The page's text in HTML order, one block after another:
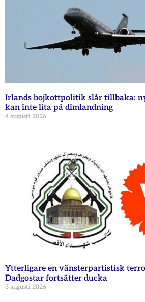
Irlands bojkottpolitik slår tillbaka:
kan inte lita på dimlandning
4 augusti 2026
Ytterligare en vänsterpartistisk
Dadgostar fortsätter ducka
3 augusti 2026